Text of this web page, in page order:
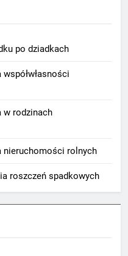
po dziadkach
w rodzinach
nieruchomości rolnych
roszczeń spadkowych